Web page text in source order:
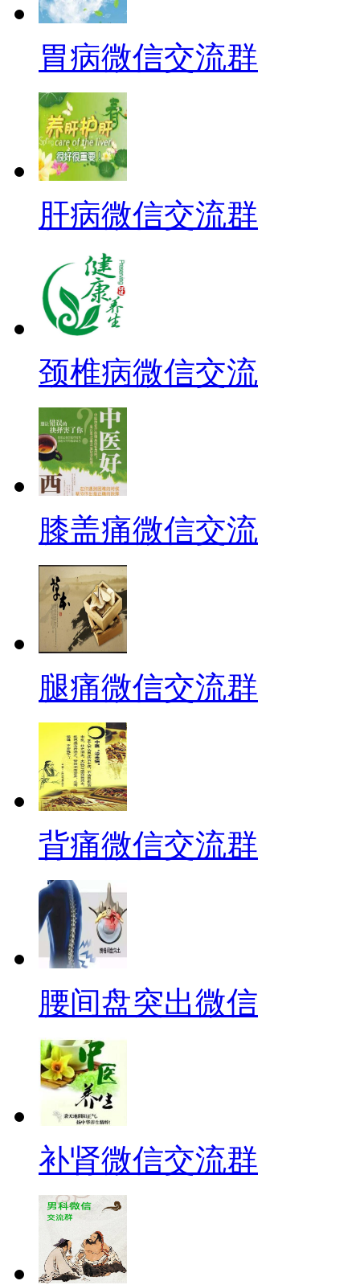
胃病微信交流群
肝病微信交流群
颈椎病微信交流
膝盖痛微信交流
腿痛微信交流群
背痛微信交流群
腰间盘突出微信
补肾微信交流群